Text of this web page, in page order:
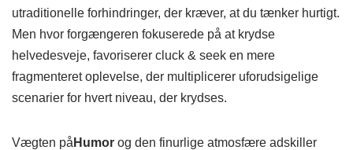
utraditionelle forhindringer, der kræver, at du tænker hurtigt.
Men hvor forgængeren fokuserede på at krydse
helvedesveje, favoriserer cluck & seek en mere
fragmenteret oplevelse, der multiplicerer uforudsigelige
scenarier for hvert niveau, der krydses.
Vægten på Humor og den finurlige atmosfære adskiller